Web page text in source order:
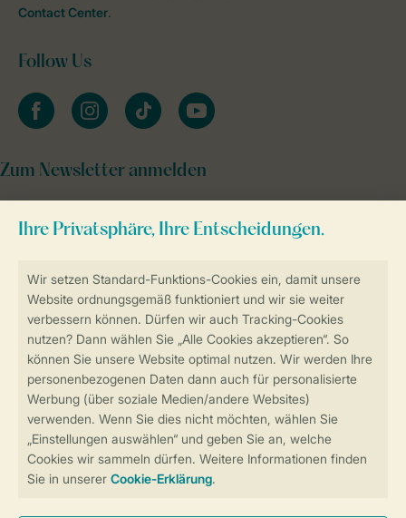
Sicherstellung Deiner Privatsphäre
Sicher und schnell zur Online-Buchung
Sichere Datenübertragung
Sicheres Bezahlen
Contact Center.
Follow Us
facebookinstagramtiktok youtube
Zum Newsletter anmelden